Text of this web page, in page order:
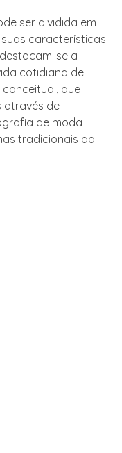
ser dividida em
características
se a
cotidiana de
que
através de
de moda
tradicionais da